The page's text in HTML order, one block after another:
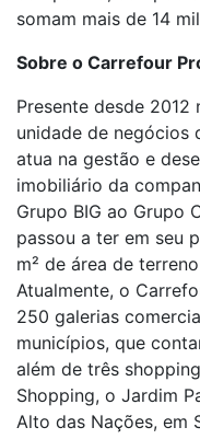
somam mais de 14
Sobre o Carrefour
Presente desde
unidade de negócios
atua na gestão e
imobiliário da
Grupo BIG ao Grupo
passou a ter em seu
m² de área de
Atualmente, o
250 galerias
municípios, que
além de três
Shopping, o Jardim
Alto das Nações, em